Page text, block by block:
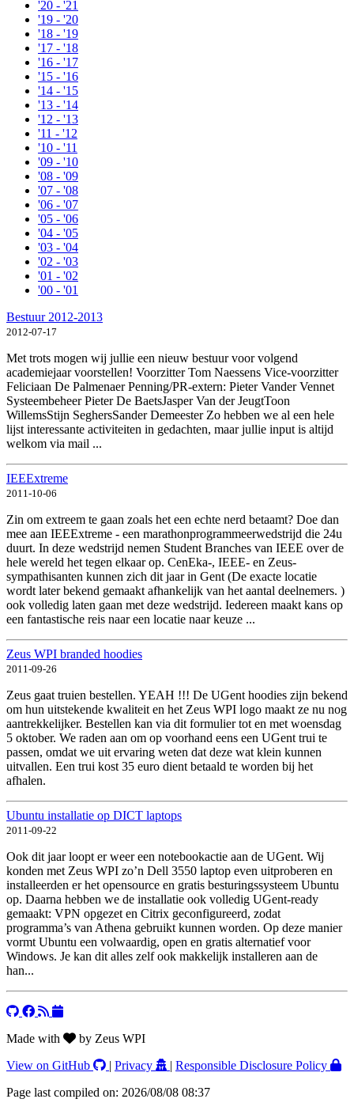
'20 - '21
'19 - '20
'18 - '19
'17 - '18
'16 - '17
'15 - '16
'14 - '15
'13 - '14
'12 - '13
'11 - '12
'10 - '11
'09 - '10
'08 - '09
'07 - '08
'06 - '07
'05 - '06
'04 - '05
'03 - '04
'02 - '03
'01 - '02
'00 - '01
Bestuur 2012-2013
2012-07-17
Met trots mogen wij jullie een nieuw bestuur voor volgend
academiejaar voorstellen! Voorzitter Tom Naessens Vice-voorzitter
Feliciaan De Palmenaer Penning/PR-extern: Pieter Vander Vennet
Systeembeheer Pieter De BaetsJasper Van der JeugtToon
WillemsStijn SeghersSander Demeester Zo hebben we al een hele
lijst interessante activiteiten in gedachten, maar jullie input is altijd
welkom via mail ...
IEEExtreme
2011-10-06
Zin om extreem te gaan zoals het een echte nerd betaamt? Doe dan
mee aan IEEExtreme - een marathonprogrammeerwedstrijd die 24u
duurt. In deze wedstrijd nemen Student Branches van IEEE over de
hele wereld het tegen elkaar op. CenEka-, IEEE- en Zeus-
sympathisanten kunnen zich dit jaar in Gent (De exacte locatie
wordt later bekend gemaakt afhankelijk van het aantal deelnemers. )
ook volledig laten gaan met deze wedstrijd. Iedereen maakt kans op
een fantastische reis naar een locatie naar keuze ...
Zeus WPI branded hoodies
2011-09-26
Zeus gaat truien bestellen. YEAH !!! De UGent hoodies zijn bekend
om hun uitstekende kwaliteit en het Zeus WPI logo maakt ze nu nog
aantrekkelijker. Bestellen kan via dit formulier tot en met woensdag
5 oktober. We raden aan om op voorhand eens een UGent trui te
passen, omdat we uit ervaring weten dat deze wat klein kunnen
uitvallen. Een trui kost 35 euro dient betaald te worden bij het
afhalen.
Ubuntu installatie op DICT laptops
2011-09-22
Ook dit jaar loopt er weer een notebookactie aan de UGent. Wij
konden met Zeus WPI zo’n Dell 3550 laptop even uitproberen en
installeerden er het opensource en gratis besturingssysteem Ubuntu
op. Daarna hebben we de installatie ook volledig UGent-ready
gemaakt: VPN opgezet en Citrix geconfigureerd, zodat
programma’s van Athena gebruikt kunnen worden. Op deze manier
vormt Ubuntu een volwaardig, open en gratis alternatief voor
Windows. Je kan dit alles zelf ook makkelijk installeren aan de
han...
Made with
by Zeus WPI
View on GitHub
| Privacy | Responsible Disclosure Policy
Page last compiled on: 2026/08/08 08:37